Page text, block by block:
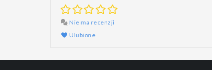
Nie ma recenzji
Ulubione